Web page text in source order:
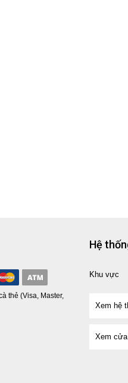
thẻ (Visa, Master,
Hệ
Khu vực
Xem hệ
Xem